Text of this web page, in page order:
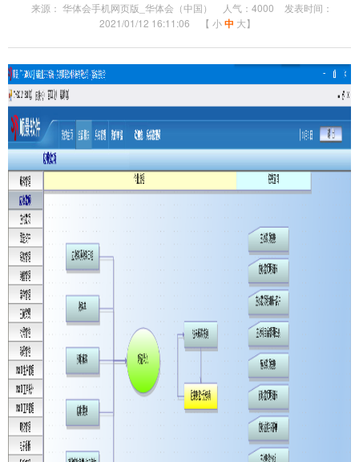
来源： 华体会手机网页版_华体会（中国） 人气：4000
发表时间：
2021/01/12 16:11:06
【 小中 大】